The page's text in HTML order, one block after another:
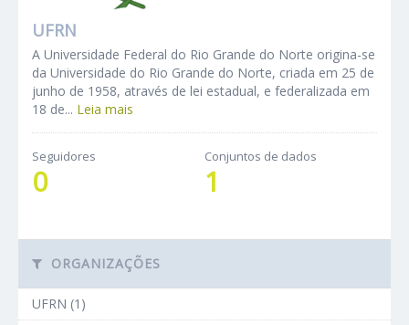
UFRN
A Universidade Federal do Rio Grande do Norte origina-se
da Universidade do Rio Grande do Norte, criada em 25 de
junho de 1958, através de lei estadual, e federalizada em
18 de... Leia mais
Seguidores
0
Conjuntos de dados
1
ORGANIZAÇÕES
UFRN (1)